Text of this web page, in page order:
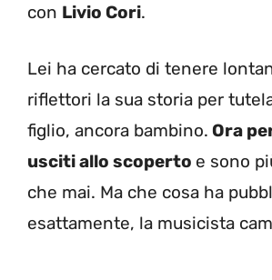
con Livio Cori.
Lei ha cercato di tenere
riflettori la sua storia per
figlio, ancora bambino. Ora
usciti allo scoperto e sono
che mai. Ma che cosa ha
esattamente, la musicista